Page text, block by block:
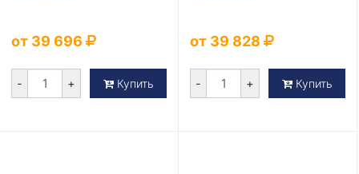
от 39 696
- + Купить
от 39 828
- + Купить